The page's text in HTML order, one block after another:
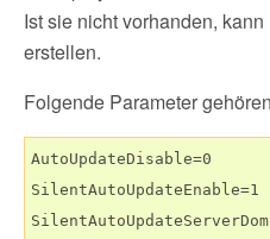
Ist sie nicht vorhanden,
erstellen.
Folgende Parameter
AutoUpdateDisable=0
SilentAutoUpdateEnable=1